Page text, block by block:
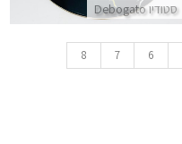
סטודיו Debogato
6
7
8